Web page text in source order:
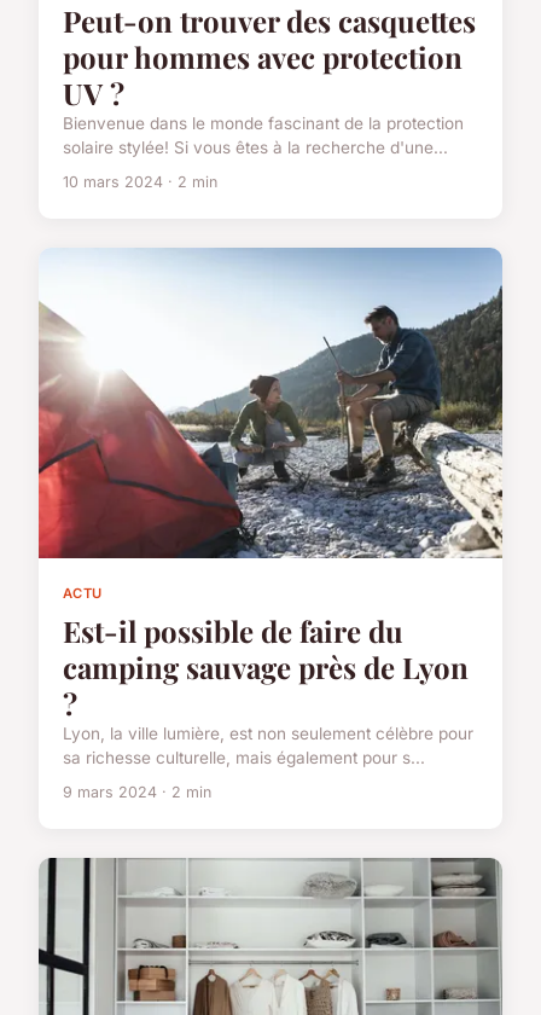
Peut-on trouver des casquettes
pour hommes avec protection
UV ?
Bienvenue dans le monde fascinant de la protection
solaire stylée! Si vous êtes à la recherche d'une...
10 mars 2024 · 2 min
ACTU
Est-il possible de faire du
camping sauvage près de Lyon
?
Lyon, la ville lumière, est non seulement célèbre pour
sa richesse culturelle, mais également pour s...
9 mars 2024 · 2 min